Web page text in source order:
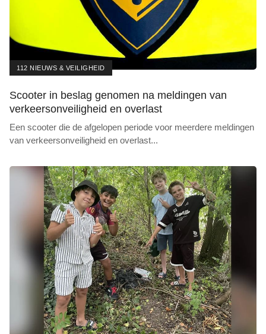
112 NIEUWS & VEILIGHEID
Scooter in beslag genomen na meldingen van
verkeersonveiligheid en overlast
Een scooter die de afgelopen periode voor meerdere meldingen
van verkeersonveiligheid en overlast...